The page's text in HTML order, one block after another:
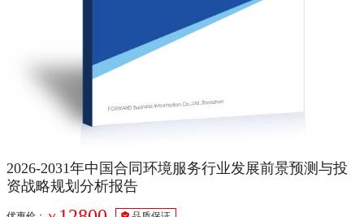
2026-2031年中国合同环境服务行业发展前景预测与投
资战略规划分析报告